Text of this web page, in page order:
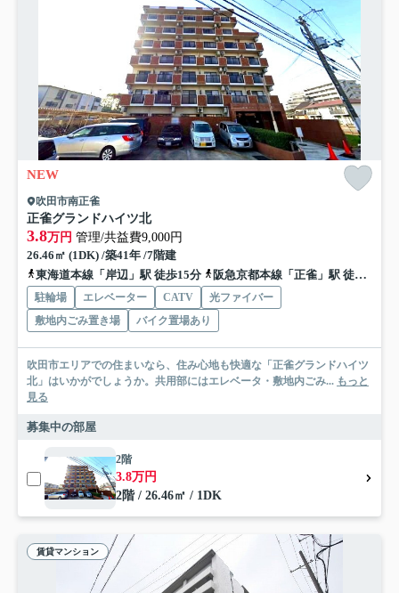
NEW
吹田市南正雀
正雀グランドハイツ北
3.8万円 管理/共益費9,000円
26.46㎡ (1DK) /築41年 /7階建
東海道本線「岸辺」駅 徒歩15分
阪急京都本線「正雀」駅 徒歩17分
駐輪場 エレベーター CATV
光ファイバー
敷地内ごみ置き場
バイク置場あり
吹田市エリアでの住まいなら、住み心地も快適な「正雀グランドハイツ
北」はいかがでしょうか。共用部にはエレベータ・敷地内ごみ... もっと
見る
募集中の部屋
2階
3.8万円
2階 / 26.46㎡ / 1DK
賃貸マンション